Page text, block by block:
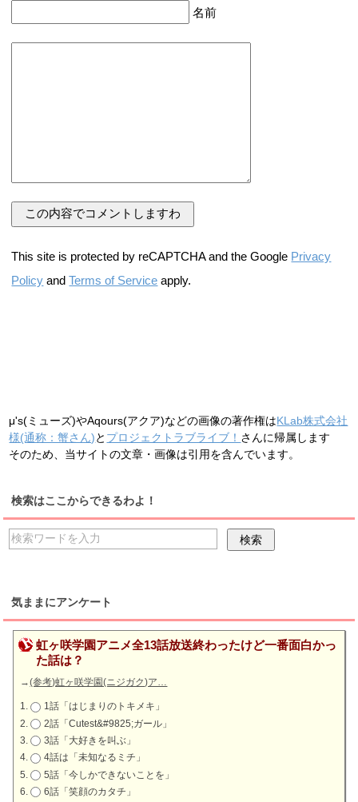
名前
This site is protected by reCAPTCHA and the Google Privacy
Policy andTerms of Service apply.
μ's(ミューズ)やAqours(アクア)などの画像の著作権はKLab株式会社
様(通称：蟹さん)と プロジェクトラブライブ！ さんに帰属します
そのため、当サイトの文章・画像は引用を含んでいます。
検索はここからできるわよ！
気ままにアンケート
虹ヶ咲学園アニメ全13話放送終わったけど一番面白かっ
た話は？
→(参考)虹ヶ咲学園(ニジガク)ア…
1話「はじまりのトキメキ」
2話「Cutest&#9825;ガール」
3話「大好きを叫ぶ」
4話は「未知なるミチ」
5話「今しかできないことを」
6話「笑顔のカタチ」